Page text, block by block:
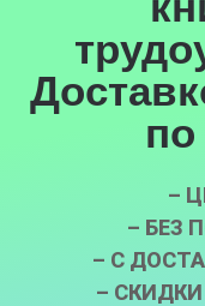
–
– БЕЗ
– С
–